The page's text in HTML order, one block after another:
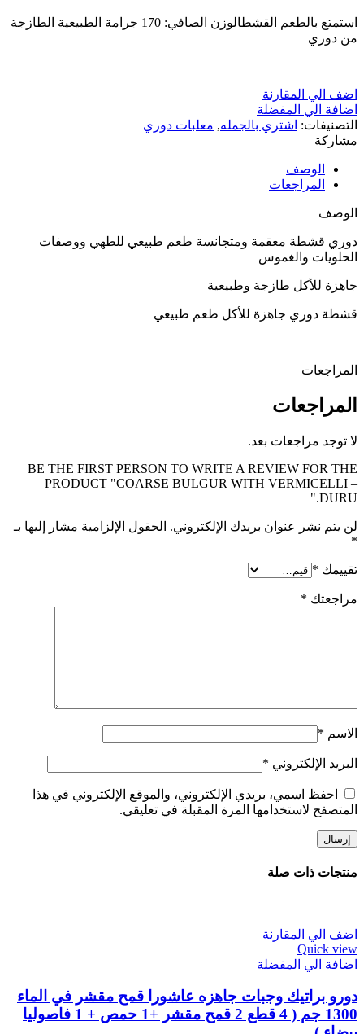
استمتع بالطعم القشطالوزن الصافي: 170 جرامة الطبيعية الطازجة
من دوري
اضف الي المقارنة
اضافة الي المفضلة
التصنيفات: اشتري بالجمله, معلبات دوري
مشاركة
الوصف
المراجعات
الوصف
دوري قشطة معقمة ومتجانسة طعم طبيعي للطهي ووصفات
الحلويات والغموس
جاهزة للأكل طازجة وطبيعية
قشطة دوري جاهزة للأكل طعم طبيعي
المراجعات
المراجعات
لا توجد مراجعات بعد.
BE THE FIRST PERSON TO WRITE A REVIEW FOR THE
PRODUCT "COARSE BULGUR WITH VERMICELLI –
DURU."
لن يتم نشر عنوان بريدك الإلكتروني. الحقول الإلزامية مشار إليها بـ
*
تقييمك *
مراجعتك *
الاسم *
البريد الإلكتروني *
احفظ اسمي، بريدي الإلكتروني، والموقع الإلكتروني في هذا
المتصفح لاستخدامها المرة المقبلة في تعليقي.
منتجات ذات صلة
اضف الي المقارنة
Quick view
اضافة الي المفضلة
دورو براتيك وجبات جاهزه عاشورا قمح مقشر في الماء
1300 جم ( 4 قطع 2 قمح مقشر +1 حمص + 1 فاصوليا